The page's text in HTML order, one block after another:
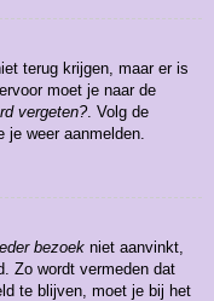
terug krijgen, maar er is
moet je naar de
vergeten?. Volg de
je weer aanmelden.
bezoek niet aanvinkt,
Zo wordt vermeden dat
te blijven, moet je bij het